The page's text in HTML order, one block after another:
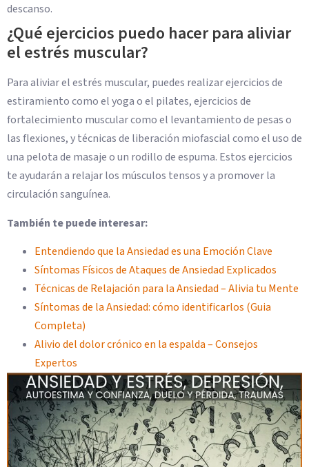
descanso.
¿Qué ejercicios puedo hacer para aliviar
el estrés muscular?
Para aliviar el estrés muscular, puedes realizar ejercicios de
estiramiento como el yoga o el pilates, ejercicios de
fortalecimiento muscular como el levantamiento de pesas o
las flexiones, y técnicas de liberación miofascial como el uso de
una pelota de masaje o un rodillo de espuma. Estos ejercicios
te ayudarán a relajar los músculos tensos y a promover la
circulación sanguínea.
También te puede interesar:
Entendiendo que la Ansiedad es una Emoción Clave
Síntomas Físicos de Ataques de Ansiedad Explicados
Técnicas de Relajación para la Ansiedad – Alivia tu Mente
Síntomas de la Ansiedad: cómo identificarlos (Guia
Completa)
Alivio del dolor crónico en la espalda – Consejos
Expertos